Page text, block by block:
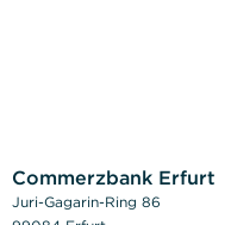
Commerzbank Erfurt
Juri-Gagarin-Ring 86